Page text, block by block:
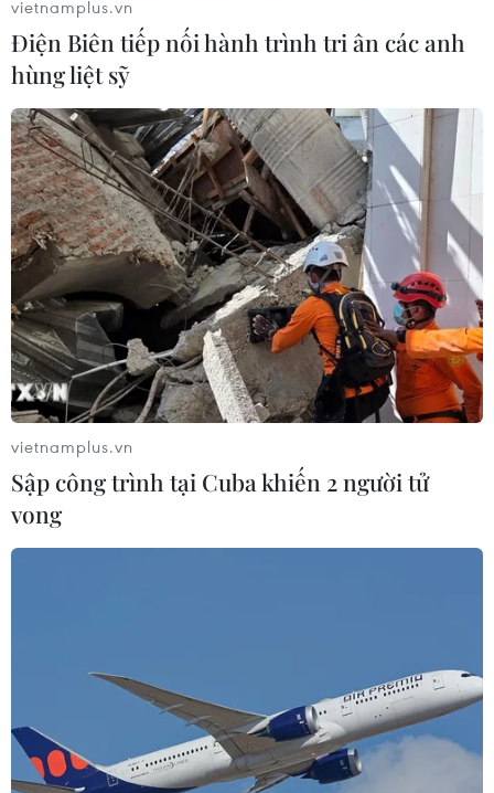
Thị trường dầu mỏ vẫn chịu sức ép do
căng thẳng tại Trung Đông
23/09/2019 10:48
Mặc dù Saudi Arabia nỗ lực trấn an các thị trường toàn
cầu về khả năng khôi phục hoàn toàn sản lượng vào
cuối tháng này sau cuộc tấn công, các khách hàng và
vietnamplus.vn
Điện Biên tiếp nối hành trình tri ân các anh
hùng liệt sỹ
vietnamplus.vn
Sập công trình tại Cuba khiến 2 người tử
vong